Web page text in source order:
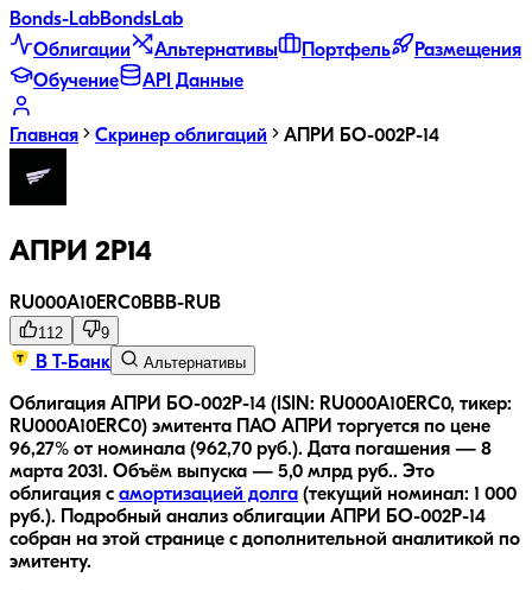
Bonds-LabBondsLab
Облигации
Альтернативы Портфель
Размещения
Обучение
API Данные
Главная Скринер облигаций АПРИ БО-002Р-14
АПРИ 2Р14
RU000A10ERC0BBB-RUB
112 9
В Т-Банк Альтернативы
Облигация АПРИ БО-002Р-14 (ISIN: RU000A10ERC0, тикер:
RU000A10ERC0) эмитента ПАО АПРИ торгуется по цене
96,27% от номинала (962,70 руб.). Дата погашения — 8
марта 2031. Объём выпуска — 5,0 млрд руб.. Это
облигация с амортизацией долга (текущий номинал: 1 000
руб.). Подробный анализ облигации АПРИ БО-002Р-14
собран на этой странице с дополнительной аналитикой по
эмитенту.